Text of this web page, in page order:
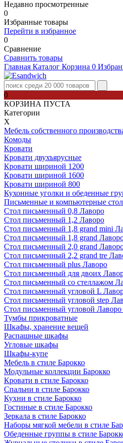
Недавно просмотренные
0
Избранные товары
Перейти в избранное
0
Сравнение
Сравнить товары
Главная Каталог Корзина 0
0
КОРЗИНА ПУСТА
Категории
Х
Мебель собственного
Комоды
Кровати
Кровати двухъярусные
Кровати шириной 1200
Кровати шириной 1600
Кровати шириной 800
Кухонные уголки и обеденные
Письменные и компьютерные
Стол письменный 0,8 Лаворо
Стол письменный 1,2 Лаворо
Стол письменный 1,8 grand mini
Стол письменный 1,8 grand
Стол письменный 2,0 grand
Стол письменный 2,2 grand tre
Стол письменный plus Лаворо
Стол письменный для двоих
Стол письменный со стеллажом
Стол письменный угловой L
Стол письменный угловой step
Стол письменный угловой
Тумбы прикроватные
Шкафы, хранение вещей
Распашные шкафы
Угловые шкафы
Шкафы-купе
Мебель в стиле Барокко
Модульные коллекции Барокко
Кровати в стиле Барокко
Спальни в стиле Барокко
Кухни в стиле Барокко
Гостиные в стиле Барокко
Зеркала в стиле Барокко
Наборы мягкой мебели в стиле
Обеденные группы в стиле